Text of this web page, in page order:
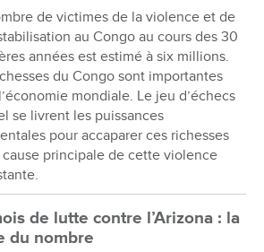
de victimes de la violence et de
au Congo au cours des 30
années est estimé à six millions.
du Congo sont importantes
mondiale. Le jeu d’échecs
se livrent les puissances
pour accaparer ces richesses
cause principale de cette violence
de lutte contre l’Arizona : la
du nombre